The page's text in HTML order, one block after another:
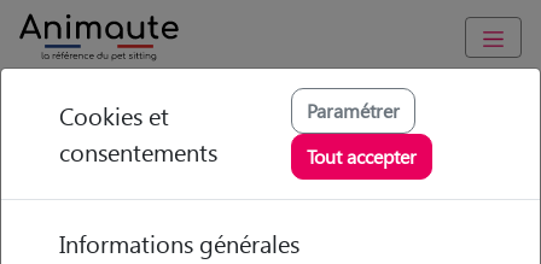
Animaute Normandie Grand Bourgtheroulde
Loriane - Petsitter à
Boissey le Châtel
Cookies et
consentements
Paramétrer
Tout accepter
Informations générales